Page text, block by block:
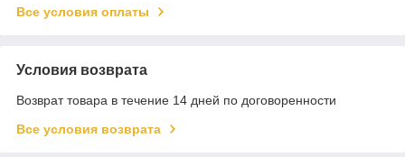
Все условия оплаты
Условия возврата
Возврат товара в течение 14 дней по договоренности
Все условия возврата